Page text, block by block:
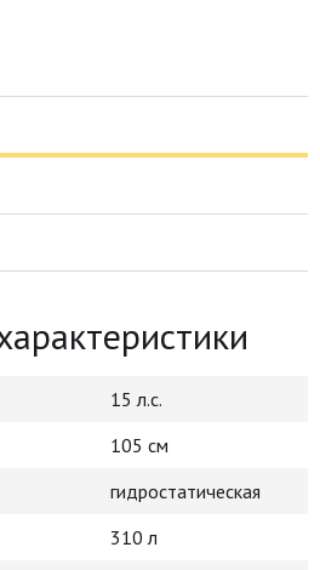
15 л.с.
105 см
гидростатическая
310 л